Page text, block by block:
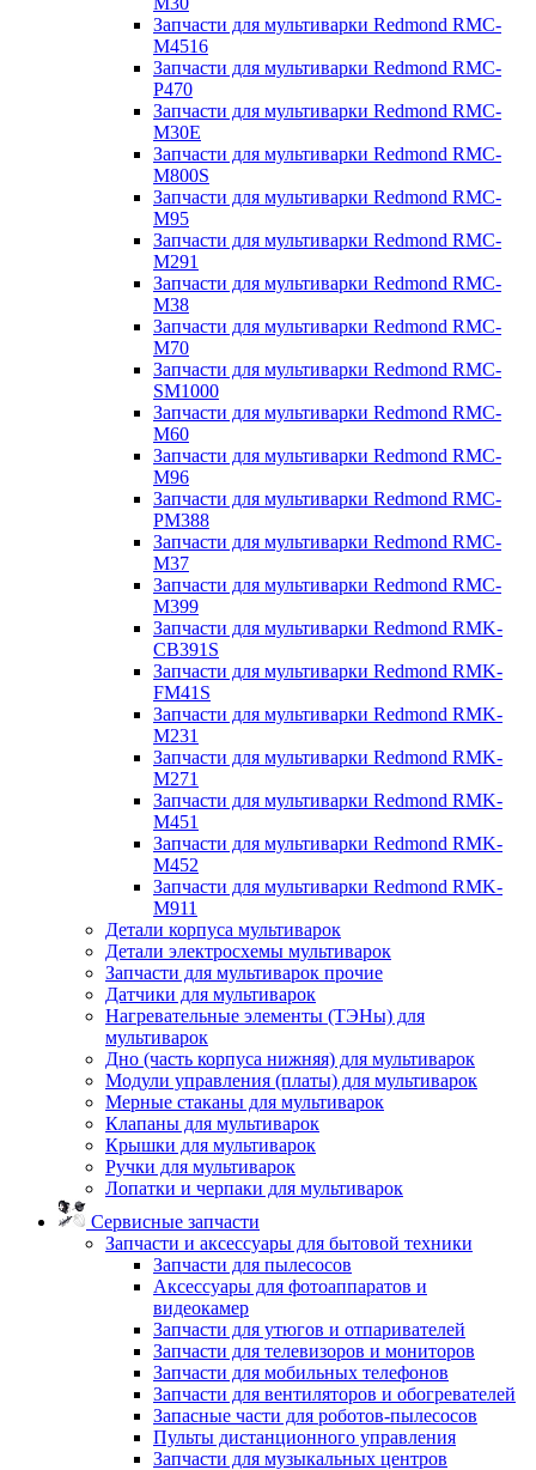
Запчасти для мультиварки Redmond RMC-
M4516
Запчасти для мультиварки Redmond RMC-
P470
Запчасти для мультиварки Redmond RMC-
M30E
Запчасти для мультиварки Redmond RMC-
M800S
Запчасти для мультиварки Redmond RMC-
M95
Запчасти для мультиварки Redmond RMC-
M291
Запчасти для мультиварки Redmond RMC-
M38
Запчасти для мультиварки Redmond RMC-
M70
Запчасти для мультиварки Redmond RMC-
SM1000
Запчасти для мультиварки Redmond RMC-
M60
Запчасти для мультиварки Redmond RMC-
M96
Запчасти для мультиварки Redmond RMC-
PM388
Запчасти для мультиварки Redmond RMC-
M37
Запчасти для мультиварки Redmond RMC-
M399
Запчасти для мультиварки Redmond RMK-
CB391S
Запчасти для мультиварки Redmond RMK-
FM41S
Запчасти для мультиварки Redmond RMK-
M231
Запчасти для мультиварки Redmond RMK-
M271
Запчасти для мультиварки Redmond RMK-
M451
Запчасти для мультиварки Redmond RMK-
M452
Запчасти для мультиварки Redmond RMK-
M911
Детали корпуса мультиварок
Детали электросхемы мультиварок
Запчасти для мультиварок прочие
Датчики для мультиварок
Нагревательные элементы (ТЭНы) для
мультиварок
Дно (часть корпуса нижняя) для мультиварок
Модули управления (платы) для мультиварок
Мерные стаканы для мультиварок
Клапаны для мультиварок
Крышки для мультиварок
Ручки для мультиварок
Лопатки и черпаки для мультиварок
Сервисные запчасти
Запчасти и аксессуары для бытовой техники
Запчасти для пылесосов
Аксессуары для фотоаппаратов и
видеокамер
Запчасти для утюгов и отпаривателей
Запчасти для телевизоров и мониторов
Запчасти для мобильных телефонов
Запчасти для вентиляторов и обогревателей
Запасные части для роботов-пылесосов
Пульты дистанционного управления
Запчасти для музыкальных центров